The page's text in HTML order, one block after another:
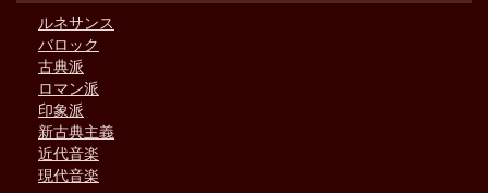
ルネサンス
バロック
古典派
ロマン派
印象派
新古典主義
近代音楽
現代音楽